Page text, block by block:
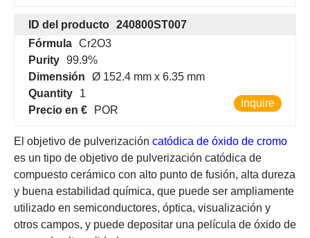
ID del producto 240800ST007
Fórmula Cr2O3
Purity 99.9%
Dimensión
Ø 152.4 mm x 6.35 mm
Quantity
1
Precio en €
POR
Inquire
El objetivo de pulverización catódica de óxido de cromo
es un tipo de objetivo de pulverización catódica de
compuesto cerámico con alto punto de fusión, alta dureza
y buena estabilidad química, que puede ser ampliamente
utilizado en semiconductores, óptica, visualización y
otros campos, y puede depositar una película de óxido de